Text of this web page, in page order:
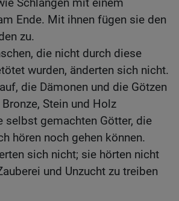
Schlangen mit einem
Ende. Mit ihnen fügen sie den
zu.
die nicht durch diese
wurden, änderten sich nicht.
die Dämonen und die Götzen
Stein und Holz
selbst gemachten Götter, die
hören noch gehen können.
sich nicht; sie hörten nicht
und Unzucht zu treiben